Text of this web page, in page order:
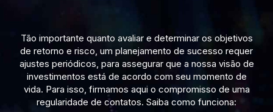
Tão importante quanto avaliar e determinar os objetivos
de retorno e risco, um planejamento de sucesso requer
ajustes periódicos, para assegurar que a nossa visão de
investimentos está de acordo com seu momento de
vida. Para isso, firmamos aqui o compromisso de uma
regularidade de contatos. Saiba como funciona: